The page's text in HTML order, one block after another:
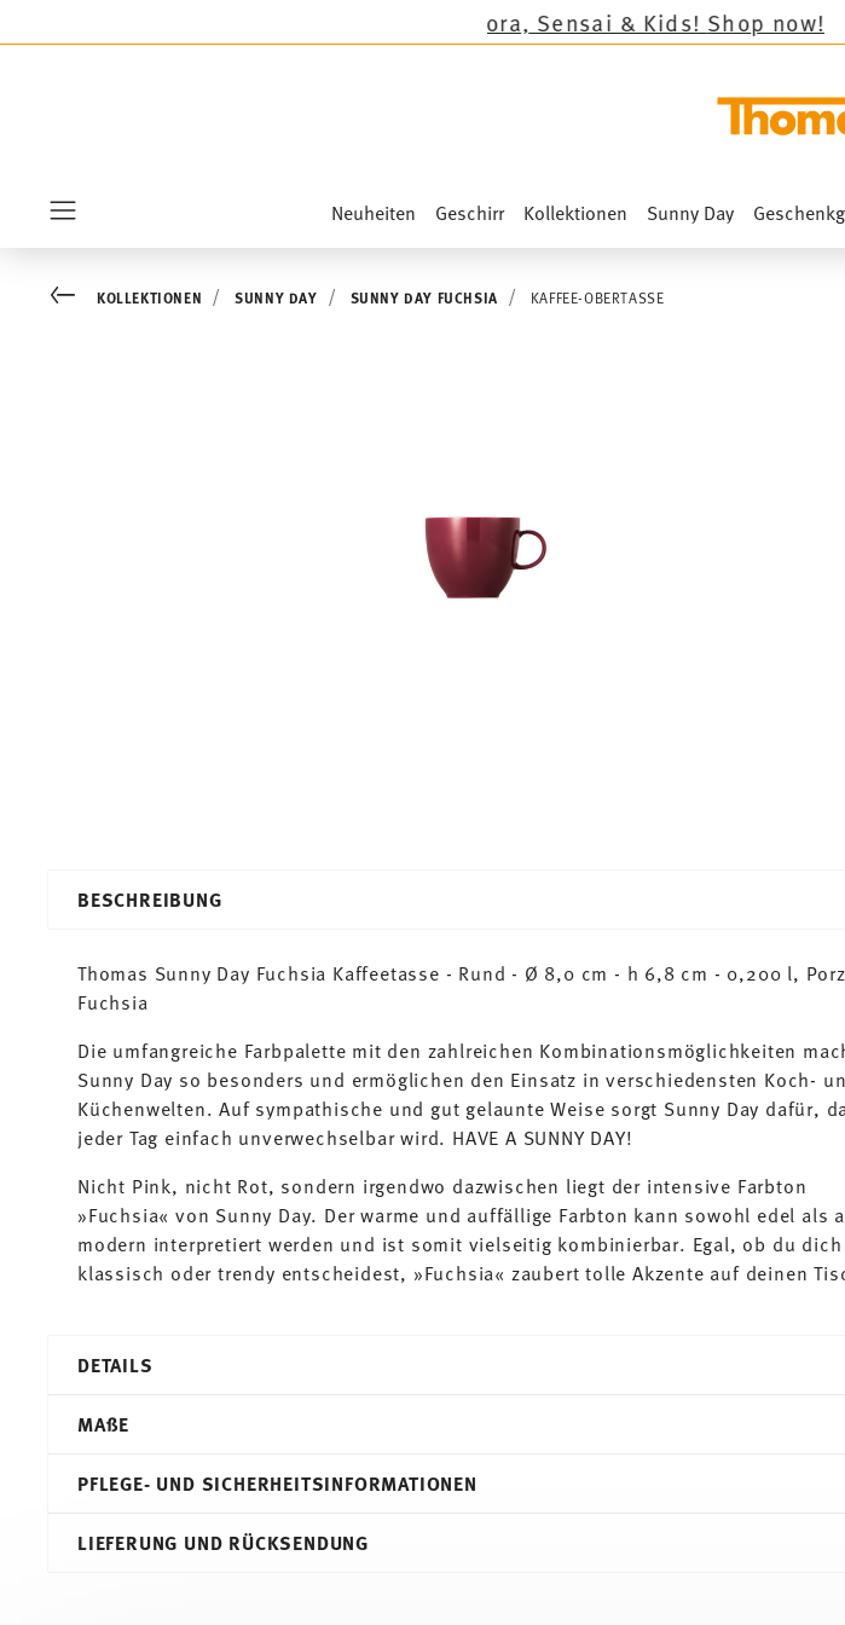
auf die Neuheiten Sandora, Sensai & Kids!Shop now!
Neuheiten Geschirr Kollektionen Sunny Day
Go backKOLLEKTIONEN SUNNY DAY SUNNY DAY FUCHSIA KAFFEE-OBERTASSE
BESCHREIBUNG
Thomas Sunny Day Fuchsia Kaffeetasse - Rund - Ø 8,0 cm - h 6,8 cm - 0,200 l,
Fuchsia
Die umfangreiche Farbpalette mit den zahlreichen Kombinationsmöglichkeiten
Sunny Day so besonders und ermöglichen den Einsatz in verschiedensten Koch-
Küchenwelten. Auf sympathische und gut gelaunte Weise sorgt Sunny Day dafür,
jeder Tag einfach unverwechselbar wird. HAVE A SUNNY DAY!
Nicht Pink, nicht Rot, sondern irgendwo dazwischen liegt der intensive Farbton
»Fuchsia« von Sunny Day. Der warme und auffällige Farbton kann sowohl edel als
modern interpretiert werden und ist somit vielseitig kombinierbar. Egal, ob du
klassisch oder trendy entscheidest, »Fuchsia« zaubert tolle Akzente auf deinen
DETAILS
Porzellan
10850-408517-14742
MAßE
10,40 cm
PFLEGE- UND SICHERHEITSINFORMATIONEN
LIEFERUNG UND RÜCKSENDUNG